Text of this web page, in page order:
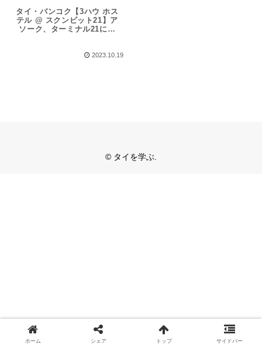
タイ・バンコク【3ハウ ホス
テル @ スクンビット21】ア
ソーク、ターミナル21に近
2023.10.19
© タイを学ぶ.
ホーム シェア トップ サイドバー